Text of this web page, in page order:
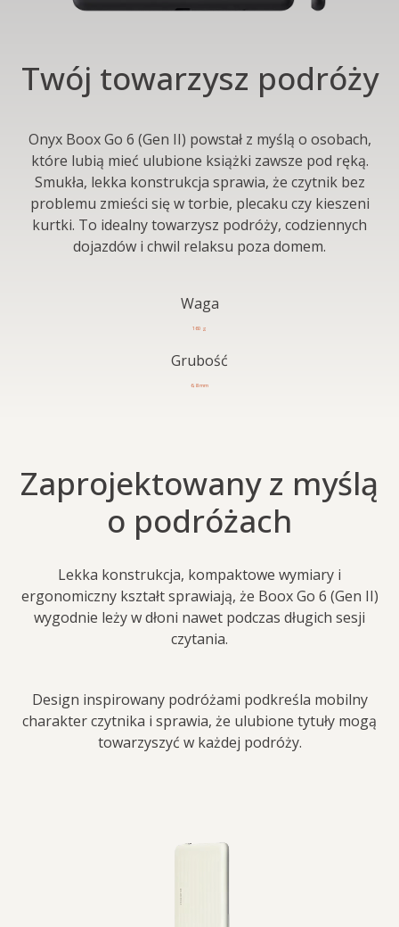
Twój towarzysz podróży
Onyx Boox Go 6 (Gen II) powstał z myślą o osobach,
które lubią mieć ulubione książki zawsze pod ręką.
Smukła, lekka konstrukcja sprawia, że czytnik bez
problemu zmieści się w torbie, plecaku czy kieszeni
kurtki. To idealny towarzysz podróży, codziennych
dojazdów i chwil relaksu poza domem.
Waga
160 g
Grubość
6,8 mm
Zaprojektowany z myślą
o podróżach
Lekka konstrukcja, kompaktowe wymiary i
ergonomiczny kształt sprawiają, że Boox Go 6 (Gen II)
wygodnie leży w dłoni nawet podczas długich sesji
czytania.
Design inspirowany podróżami podkreśla mobilny
charakter czytnika i sprawia, że ulubione tytuły mogą
towarzyszyć w każdej podróży.